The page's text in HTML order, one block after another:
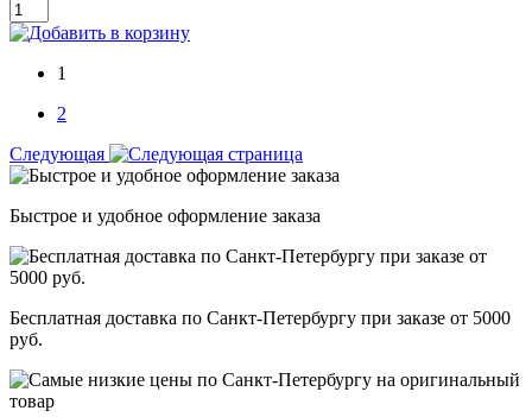
1
2
Следующая
Быстрое и удобное оформление заказа
Бесплатная доставка по Санкт-Петербургу при заказе от 5000
руб.